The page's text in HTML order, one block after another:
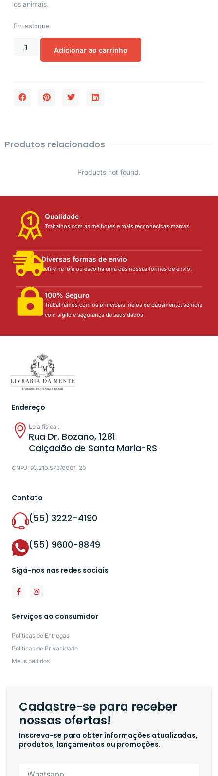
os animais.
Em estoque
Adicionar ao carrinho
Produtos relacionados
Products not found.
Qualidade
Trabalhos com as melhores e mais reconhecidas marcas
Diversas formas de envio
Retire na loja ou escolha uma das nossas formas de envio.
100% Seguro
Trabalhamos com os principais meios de pagamento, sempre
com sigilo e segurança de seus dados.
Endereço
Loja física :
Rua Dr. Bozano, 1281
Calçadão de Santa Maria-RS
CNPJ: 93.210.573/0001-20
Contato
(55) 3222-4190
(55) 9600-8849
Siga-nos nas redes sociais
Serviços ao consumidor
Políticas de Entregas
Políticas de Privacidade
Meus pedidos
Cadastre-se para receber
nossas ofertas!
Inscreva-se para obter informações atualizadas,
produtos, lançamentos ou promoções.